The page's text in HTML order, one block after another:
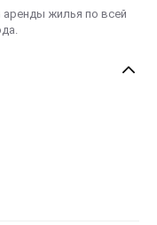
жилья по всей